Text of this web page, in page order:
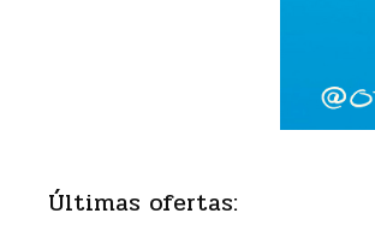
Últimas ofertas: